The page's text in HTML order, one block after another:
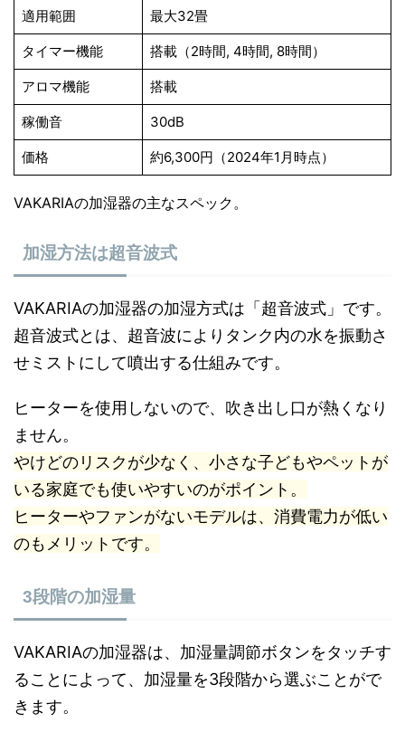
適用範囲 最大32畳
タイマー機能 搭載（2時間, 4時間, 8時間）
アロマ機能 搭載
稼働音 30dB
価格 約6,300円（2024年1月時点）
VAKARIAの加湿器の主なスペック。
加湿方法は超音波式
VAKARIAの加湿器の加湿方式は「超音波式」です。
超音波式とは、超音波によりタンク内の水を振動さ
せミストにして噴出する仕組みです。
ヒーターを使用しないので、吹き出し口が熱くなり
ません。
やけどのリスクが少なく、小さな子どもやペットが
いる家庭でも使いやすいのがポイント。
ヒーターやファンがないモデルは、消費電力が低い
のもメリットです。
3段階の加湿量
VAKARIAの加湿器は、加湿量調節ボタンをタッチす
ることによって、加湿量を3段階から選ぶことがで
きます。